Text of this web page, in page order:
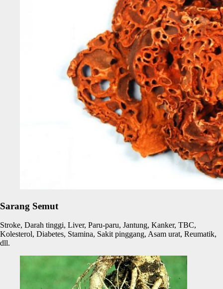
Sarang Semut
Stroke, Darah tinggi, Liver, Paru-paru, Jantung, Kanker, TBC,
Kolesterol, Diabetes, Stamina, Sakit pinggang, Asam urat, Reumatik,
dll.